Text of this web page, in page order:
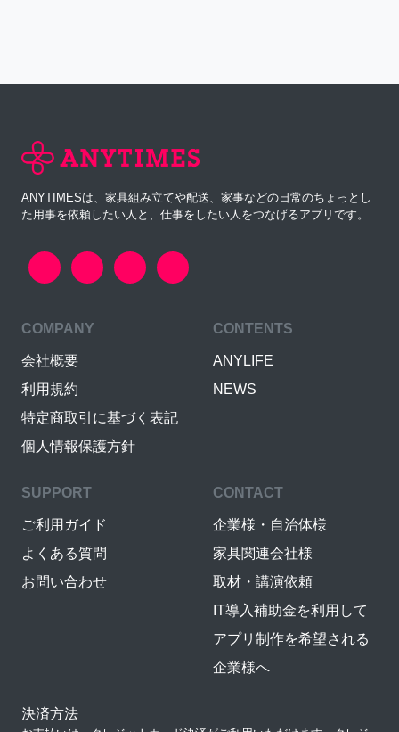
ANYTIMESは、家具組み立てや配送、家事などの日常のちょっとし
た用事を依頼したい人と、仕事をしたい人をつなげるアプリです。
COMPANY
会社概要
利用規約
特定商取引に基づく表記
個人情報保護方針
CONTENTS
ANYLIFE
NEWS
SUPPORT
ご利用ガイド
よくある質問
お問い合わせ
CONTACT
企業様・自治体様
家具関連会社様
取材・講演依頼
IT導入補助金を利用して
アプリ制作を希望される
企業様へ
決済方法